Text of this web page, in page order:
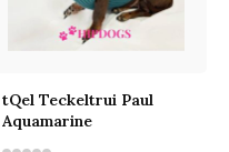
tQel Teckeltrui Paul
Aquamarine